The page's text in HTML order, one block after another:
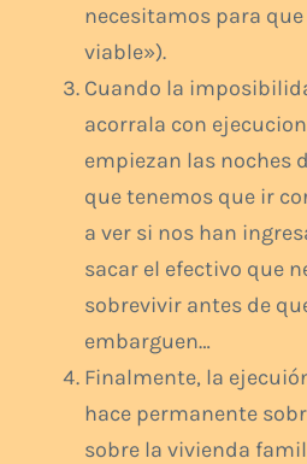
necesitamos para
viable»).
Cuando la
acorrala con
empiezan las noches
que tenemos que ir
a ver si nos han
sacar el efectivo que
sobrevivir antes de
embarguen…
Finalmente, la
hace permanente
sobre la vivienda